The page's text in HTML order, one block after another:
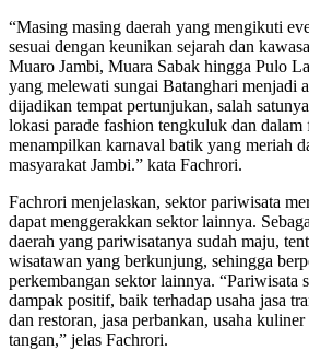
“Masing masing daerah yang mengikuti
sesuai dengan keunikan sejarah dan
Muaro Jambi, Muara Sabak hingga Pulo
yang melewati sungai Batanghari menjadi
dijadikan tempat pertunjukan, salah
lokasi parade fashion tengkuluk dan
menampilkan karnaval batik yang meriah
masyarakat Jambi.” kata Fachrori.
Fachrori menjelaskan, sektor pariwisata
dapat menggerakkan sektor lainnya.
daerah yang pariwisatanya sudah maju,
wisatawan yang berkunjung, sehingga
perkembangan sektor lainnya. “Pariwisata
dampak positif, baik terhadap usaha jasa
dan restoran, jasa perbankan, usaha
tangan,” jelas Fachrori.